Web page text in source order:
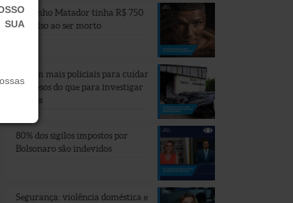
Pedrinho Matador tinha R$ 750
no bolso ao ser morto
SP tem mais policiais para cuidar
de presos do que para investigar
crimes
80% dos sigilos impostos por
Bolsonaro são indevidos
Segurança: violência doméstica e
SUA